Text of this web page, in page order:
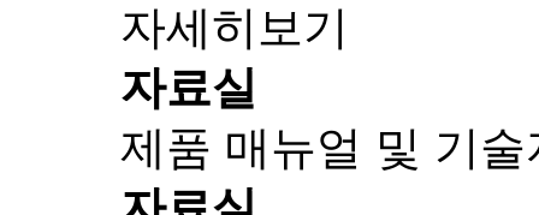
자세히보기
자료실
제품 매뉴얼 및 기